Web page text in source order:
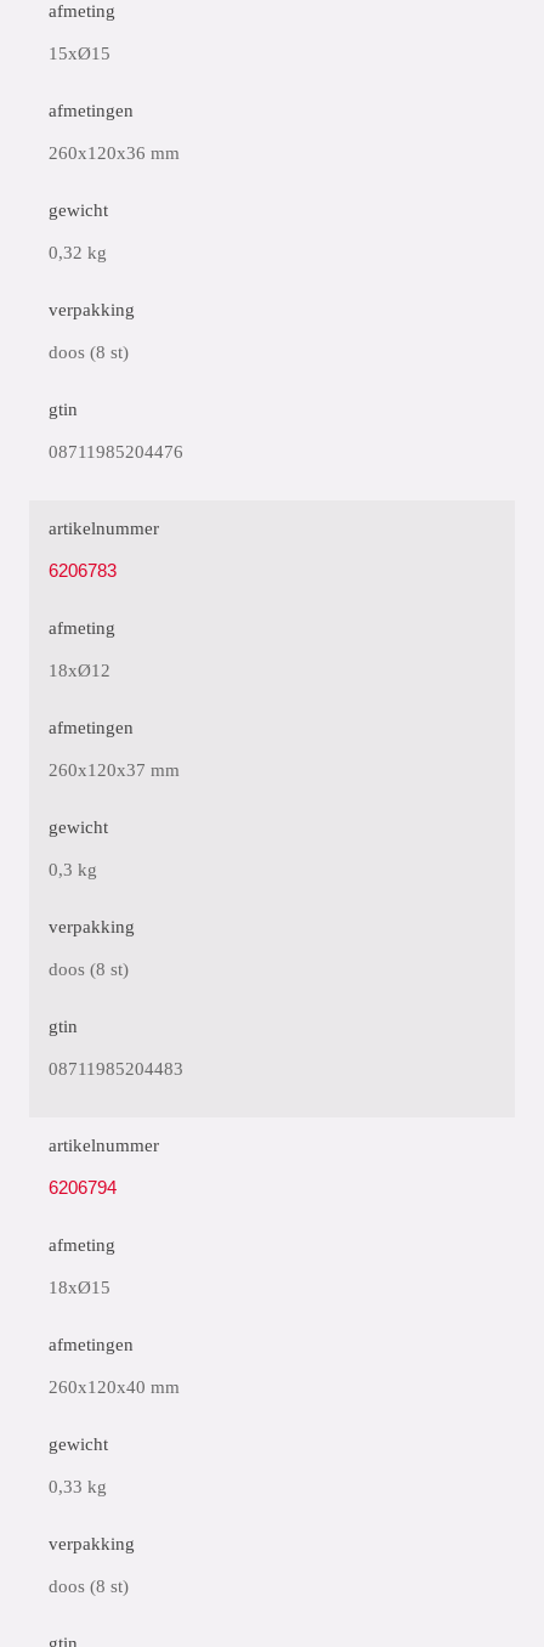
afmeting
15xØ15
afmetingen
260x120x36 mm
gewicht
0,32 kg
verpakking
doos (8 st)
gtin
08711985204476
artikelnummer
6206783
afmeting
18xØ12
afmetingen
260x120x37 mm
gewicht
0,3 kg
verpakking
doos (8 st)
gtin
08711985204483
artikelnummer
6206794
afmeting
18xØ15
afmetingen
260x120x40 mm
gewicht
0,33 kg
verpakking
doos (8 st)